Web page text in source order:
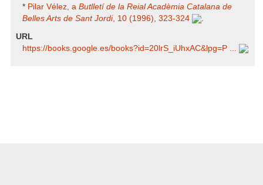
* Pilar Vélez, a Butlletí de la Reial Acadèmia Catalana de
Belles Arts de Sant Jordi, 10 (1996), 323-324 .
URL
https:/​/​books.google.es/​books?id=20lrS_iUhxAC​&lpg=P ...